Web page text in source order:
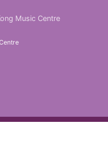
Music Centre